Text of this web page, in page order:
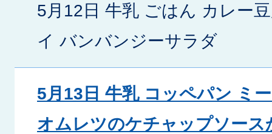
5月12日 牛乳 ごはん カレー
イ バンバンジーサラダ
5月13日 牛乳 コッペパン ミ
オムレツのケチャップソー